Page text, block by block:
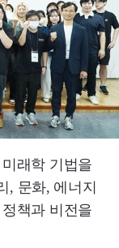
래학 기법을
, 문화, 에너지
책과 비전을